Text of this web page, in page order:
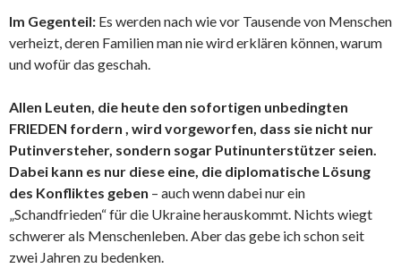
Im Gegenteil: Es werden nach wie vor Tausende von Menschen
verheizt, deren Familien man nie wird erklären können, warum
und wofür das geschah.
Allen Leuten, die heute den sofortigen unbedingten
FRIEDEN fordern , wird vorgeworfen, dass sie nicht nur
Putinversteher, sondern sogar Putinunterstützer seien.
Dabei kann es nur diese eine, die diplomatische Lösung
des Konfliktes geben – auch wenn dabei nur ein
„Schandfrieden“ für die Ukraine herauskommt. Nichts wiegt
schwerer als Menschenleben. Aber das gebe ich schon seit
zwei Jahren zu bedenken.